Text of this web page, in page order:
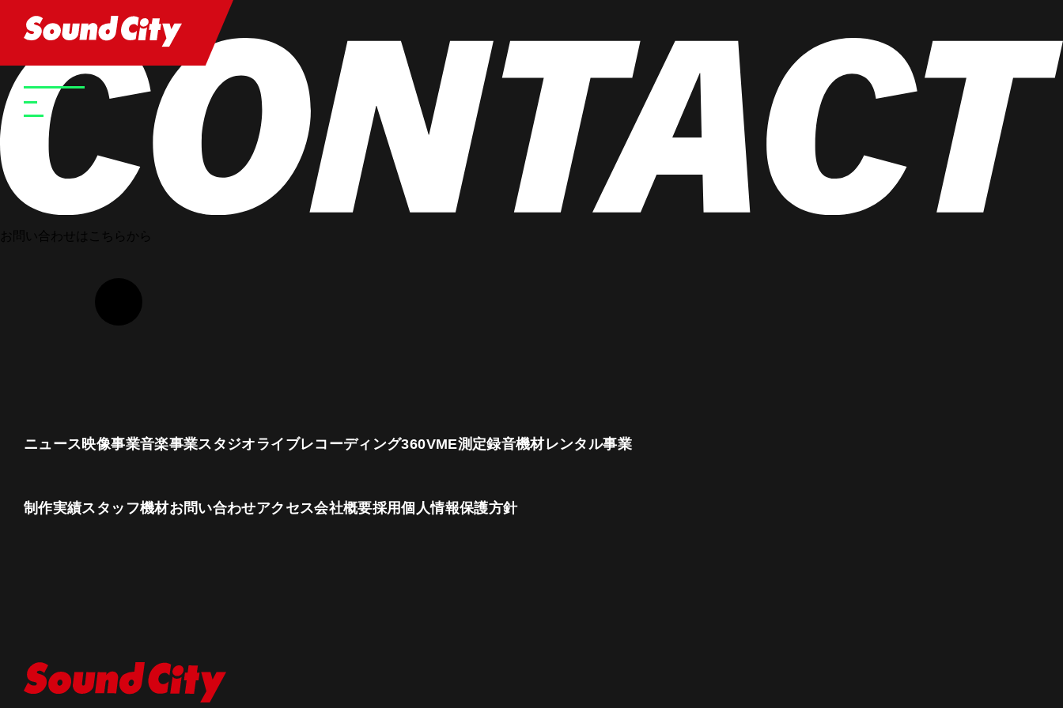
STAFF
Yumi Murase
ニュース 映像事業音楽事業スタジオ ライブレコーディング360VME測定録音機材レンタル事業
制作実績スタッフ機材お問い合わせアクセス会社概要採用個人情報保護方針